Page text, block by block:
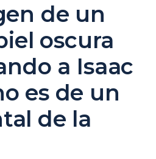
de un
oscura
a Isaac
es de un
de la